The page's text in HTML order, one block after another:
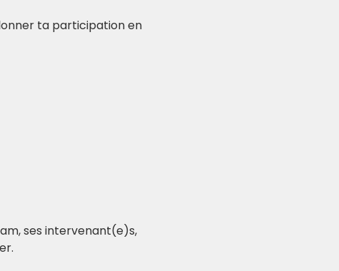
ta participation en
ses intervenant(e)s,